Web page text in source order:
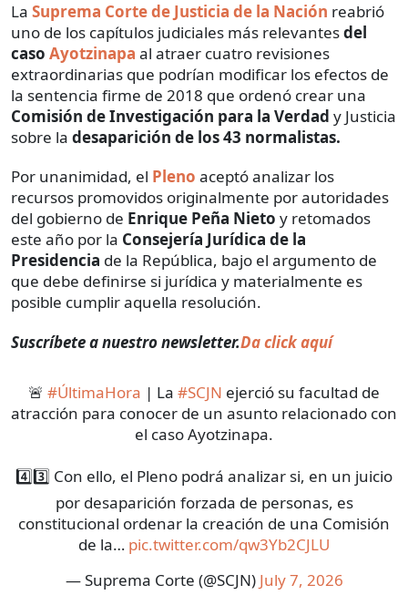
La Suprema Corte de Justicia de la Nación reabrió
uno de los capítulos judiciales más relevantesdel
caso Ayotzinapa al atraer cuatro revisiones
extraordinarias que podrían modificar los efectos de
la sentencia firme de 2018 que ordenó crear una
Comisión de Investigación para la Verdad y Justicia
sobre la desaparición de los 43 normalistas.
Por unanimidad, el Pleno aceptó analizar los
recursos promovidos originalmente por autoridades
del gobierno de Enrique Peña Nieto y retomados
este año por la Consejería Jurídica de la
Presidencia de la República, bajo el argumento de
que debe definirse si jurídica y materialmente es
posible cumplir aquella resolución.
Suscríbete a nuestro newsletter.Da click aquí
🚨 #ÚltimaHora | La #SCJN ejerció su facultad de
atracción para conocer de un asunto relacionado con
el caso Ayotzinapa.
4️⃣3️⃣ Con ello, el Pleno podrá analizar si, en un juicio
por desaparición forzada de personas, es
constitucional ordenar la creación de una Comisión
de la… pic.twitter.com/qw3Yb2CJLU
— Suprema Corte (@SCJN) July 7, 2026